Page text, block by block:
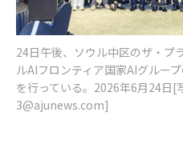
24日午後、ソウル中区のザ・プ
ルAIフロンティア国家AIグルー
を行っている。2026年6月24日
3@ajunews.com]